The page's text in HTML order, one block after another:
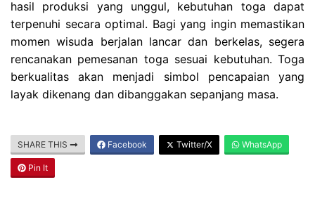
hasil produksi yang unggul, kebutuhan toga dapat
terpenuhi secara optimal. Bagi yang ingin memastikan
momen wisuda berjalan lancar dan berkelas, segera
rencanakan pemesanan toga sesuai kebutuhan. Toga
berkualitas akan menjadi simbol pencapaian yang
layak dikenang dan dibanggakan sepanjang masa.
SHARE THIS Facebook Twitter/X WhatsApp
Pin It